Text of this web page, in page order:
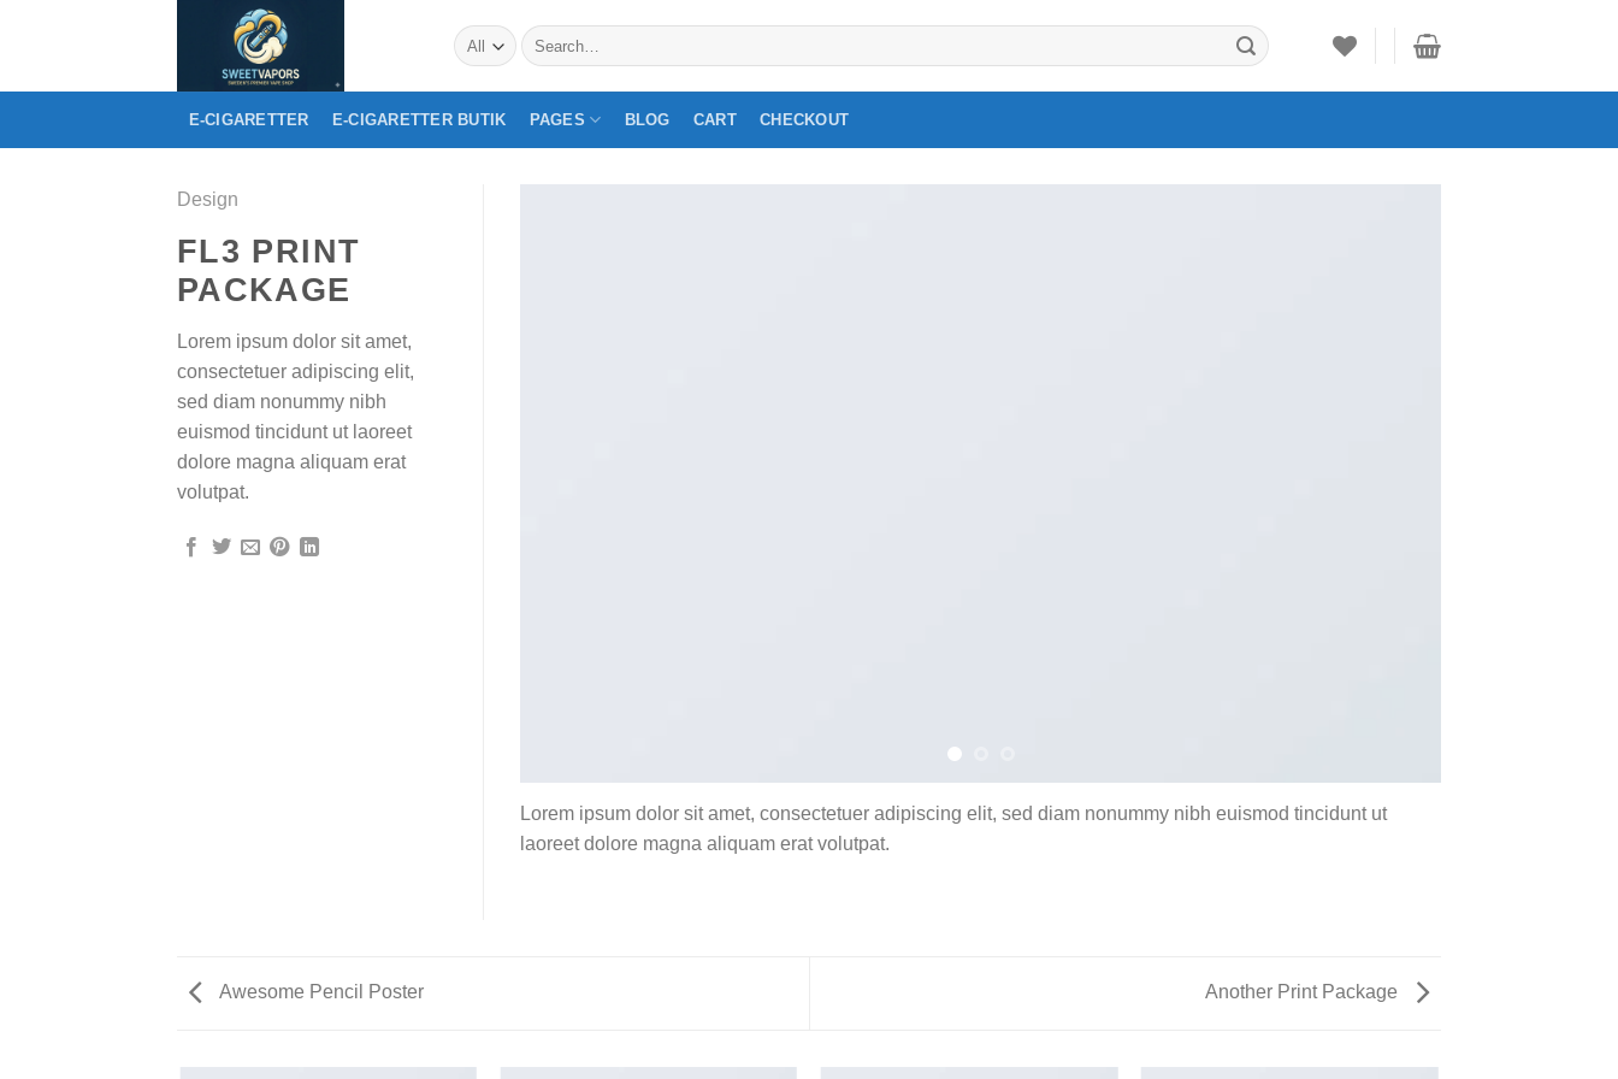
Search
for:
E-CIGARETTER E-CIGARETTER BUTIK PAGES BLOG CART CHECKOUT
Design
FL3 PRINT
PACKAGE
Lorem ipsum dolor sit amet,
consectetuer adipiscing elit,
sed diam nonummy nibh
euismod tincidunt ut laoreet
dolore magna aliquam erat
volutpat.
Lorem ipsum dolor sit amet, consectetuer adipiscing elit, sed diam nonummy nibh euismod tincidunt ut
laoreet dolore magna aliquam erat volutpat.
Awesome Pencil Poster Another Print Package